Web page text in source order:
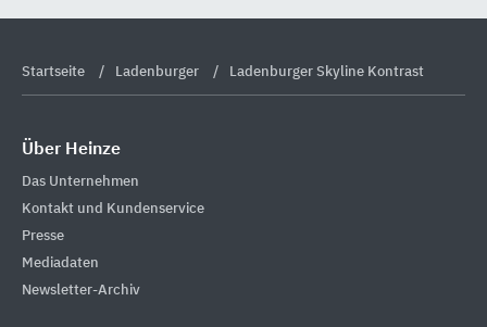
Startseite Ladenburger Ladenburger Skyline Kontrast
Über Heinze
Das Unternehmen
Kontakt und Kundenservice
Presse
Mediadaten
Newsletter-Archiv